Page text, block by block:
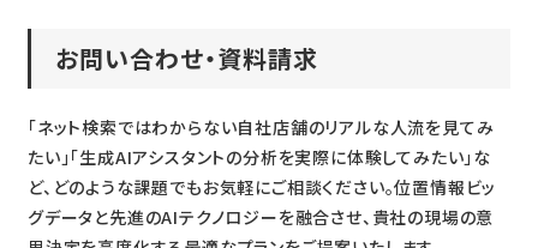
お問い合わせ・資料請求
「ネット検索ではわからない自社店舗のリアルな人流を見てみ
たい」「生成AIアシスタントの分析を実際に体験してみたい」な
ど、どのような課題でもお気軽にご相談ください。位置情報ビッ
グデータと先進のAIテクノロジーを融合させ、貴社の現場の意